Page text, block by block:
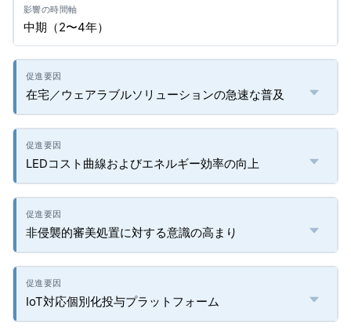
中期（2〜4年）
在宅／ウェアラブルソリューションの急速な普及
LEDコスト曲線およびエネルギー効率の向上
非侵襲的審美処置に対する意識の高まり
IoT対応個別化投与プラットフォーム